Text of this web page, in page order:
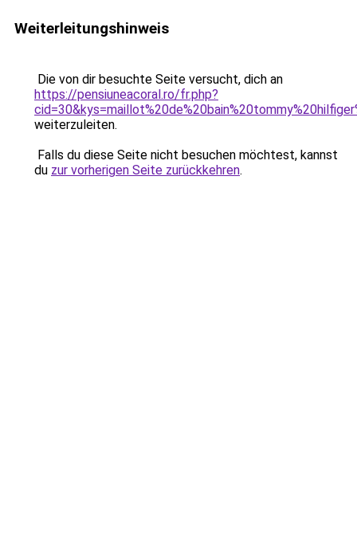
Weiterleitungshinweis
Die von dir besuchte Seite versucht, dich an
https://pensiuneacoral.ro/fr.php?
weiterzuleiten.
Falls du diese Seite nicht besuchen möchtest, kannst
du zur vorherigen Seite zurückkehren.